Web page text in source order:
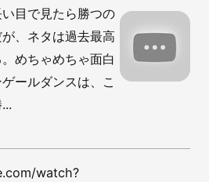
目で見たら勝つの
、ネタは過去最高
めちゃめちゃ面白
ールダンスは、こ
watch?